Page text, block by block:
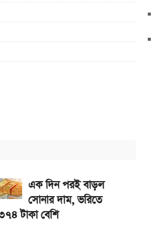
এক দিন পরই বাড়ল
সোনার দাম, ভরিতে
টাকা বেশি